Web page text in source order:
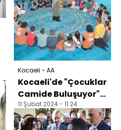
Kocaeli - AA
Kocaeli'de "Çocuklar
Camide Buluşuyor"
etkinliği düzenlendi
11 Şubat 2024 - 11:24